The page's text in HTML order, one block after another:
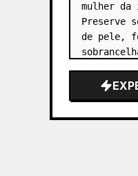
mulher da
Preserve
de pele,